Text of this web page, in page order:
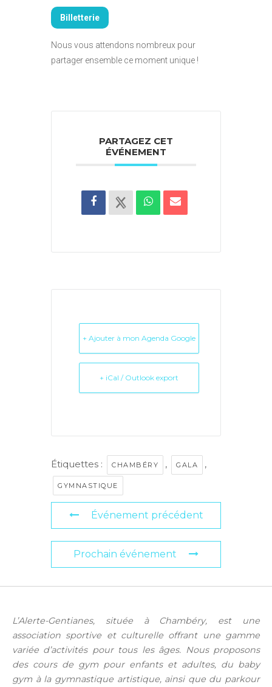
Billetterie
Nous vous attendons nombreux pour
partager ensemble ce moment unique !
PARTAGEZ CET
ÉVÉNEMENT
+ Ajouter à mon Agenda Google
+ iCal / Outlook export
Étiquettes : CHAMBÉRY , GALA ,
GYMNASTIQUE
Événement précédent
Prochain événement
L’Alerte-Gentianes, située à Chambéry, est une
association sportive et culturelle offrant une gamme
variée d’activités pour tous les âges. Nous proposons
des cours de gym pour enfants et adultes, du baby
gym à la gymnastique artistique, ainsi que du parkour